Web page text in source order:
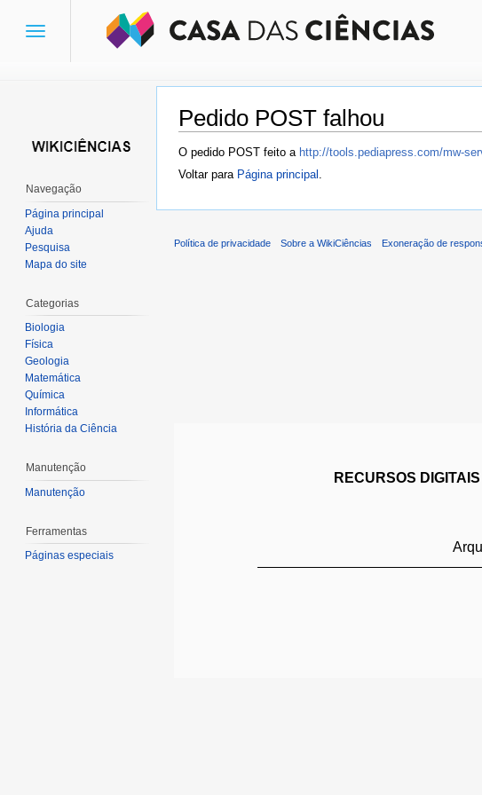
Pedido POST falhou
Ir para:navegação,pesquisa
O pedido POST feito a http://tools.pediapress.com/mw-
Voltar para Página principal
Toggle
Navegação
Página principal
Ajuda
Pesquisa
Mapa do site
Categorias
Biologia
Física
Geologia
Matemática
Química
Informática
História da Ciência
Manutenção
Manutenção
Ferramentas
Páginas especiais
Política de privacidade Sobre a WikiCiências Exoneração de
RECURSOS DIGITAIS